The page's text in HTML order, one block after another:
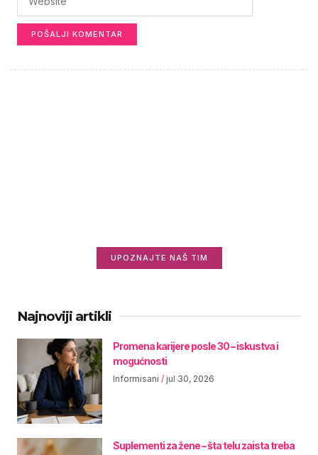
UPOZNAJTE NAŠ TIM
Najnoviji artikli
Promena karijere posle 30 – iskustva i
mogućnosti
Informisani jul 30, 2026
Suplementi za žene – šta telu zaista treba